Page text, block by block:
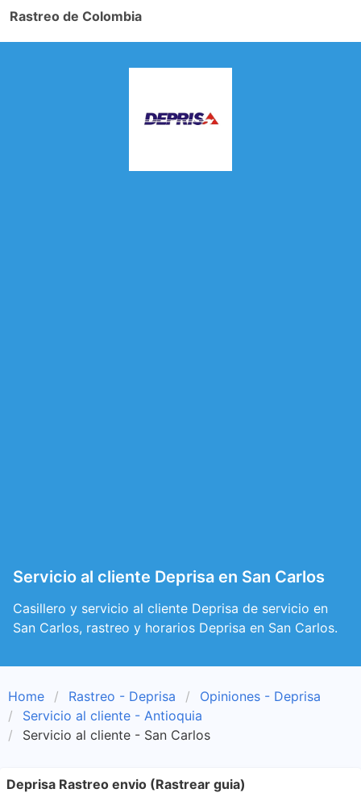
Rastreo de Colombia
Servicio al cliente Deprisa en San Carlos
Casillero y servicio al cliente Deprisa de servicio en
San Carlos, rastreo y horarios Deprisa en San Carlos.
Home Rastreo - Deprisa
Opiniones - Deprisa
Servicio al cliente - Antioquia
Servicio al cliente - San Carlos
Deprisa Rastreo envio (Rastrear guia)